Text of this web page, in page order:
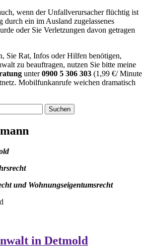
wenn der Unfallverursacher flüchtig ist
durch ein im Ausland zugelassenes
oder Sie Verletzungen davon getragen
Sie Rat, Infos oder Hilfen benötigen,
zu beauftragen, nutzen Sie bitte meine
unter0900 5 306 303 (1,99 €/ Minute
Mobilfunkanrufe weichen dramatisch
und Wohnungseigentumsrecht
in Detmold